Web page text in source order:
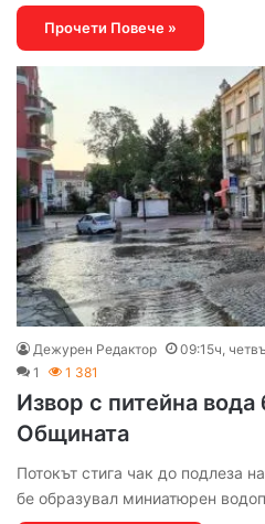
Прочети Повече »
Дежурен Редактор
09:15ч,
1
1 381
Извор с питейна вода
Общината
Потокът стига чак до подлеза
бе образувал миниатюрен